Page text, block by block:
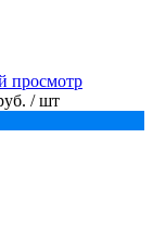
просмотр
/ шт